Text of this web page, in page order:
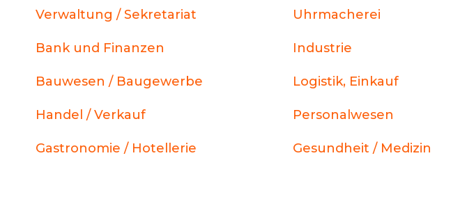
Verwaltung / Sekretariat Uhrmacherei
Bank und Finanzen Industrie
Bauwesen / Baugewerbe Logistik, Einkauf
Handel / Verkauf Personalwesen
Gastronomie / Hotellerie Gesundheit / Medizin